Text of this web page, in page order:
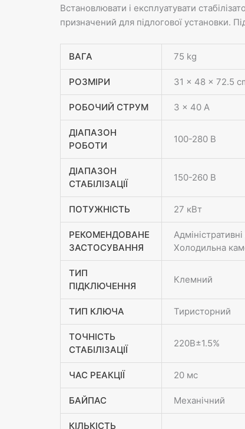
Встановлювати і експлуатувати
призначений для підлогової установки.
ВАГА 75 kg
РОЗМІРИ 31 × 48 × 72.5
РОБОЧИЙ СТРУМ 3 x 40 А
ДІАПАЗОН
РОБОТИ
100-280 В
ДІАПАЗОН
СТАБІЛІЗАЦІЇ
150-260 В
ПОТУЖНІСТЬ 27 кВт
РЕКОМЕНДОВАНЕ
ЗАСТОСУВАННЯ
Холодильна
ТИП
ПІДКЛЮЧЕННЯ
Клемний
ТИП КЛЮЧА Тиристорний
ТОЧНІСТЬ
СТАБІЛІЗАЦІЇ
220В±1.5%
ЧАС РЕАКЦІЇ 20 мс
БАЙПАС Механічний
КІЛЬКІСТЬ